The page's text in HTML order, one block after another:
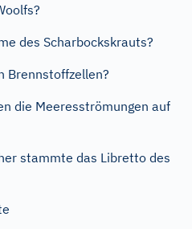
des Scharbockskrauts?
Brennstoffzellen?
die Meeresströmungen auf
stammte das Libretto des